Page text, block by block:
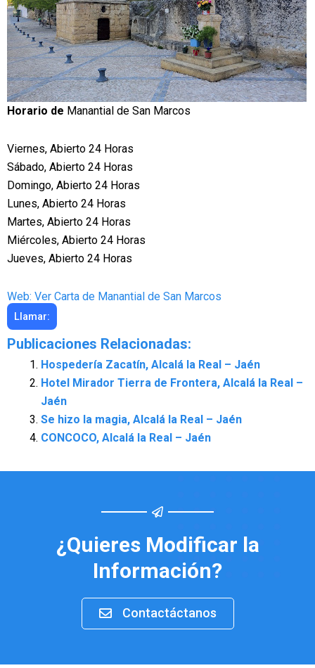
Horario de Manantial de San Marcos
Viernes, Abierto 24 Horas
Sábado, Abierto 24 Horas
Domingo, Abierto 24 Horas
Lunes, Abierto 24 Horas
Martes, Abierto 24 Horas
Miércoles, Abierto 24 Horas
Jueves, Abierto 24 Horas
Web: Ver Carta de Manantial de San Marcos
Llamar:
Publicaciones Relacionadas:
Hospedería Zacatín, Alcalá la Real – Jaén
Hotel Mirador Tierra de Frontera, Alcalá la Real –
Jaén
Se hizo la magia, Alcalá la Real – Jaén
CONCOCO, Alcalá la Real – Jaén
¿Quieres Modificar la
Información?
Contactáctanos